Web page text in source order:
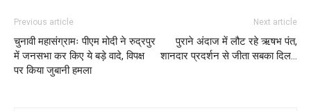
Previous article
चुनावी महासंग्रामः पीएम मोदी ने रुद्रपुर
में जनसभा कर किए ये बड़े वादे, विपक्ष
पर किया जुबानी हमला
Next article
पुराने अंदाज में लौट रहे ऋषभ पंत,
शानदार प्रदर्शन से जीता सबका दिल…